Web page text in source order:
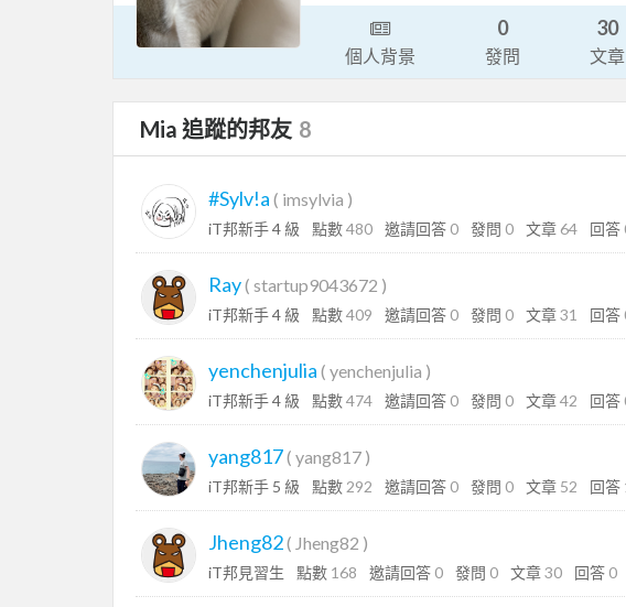
個人背景
0
發問
30
文章
Mia 追蹤的邦友 8
#Sylv!a ( imsylvia )
iT邦新手 4 級 點數480 邀請回答 0 發問 0 文章 64 回答
Ray( startup9043672 )
iT邦新手 4 級 點數409 邀請回答 0 發問 0 文章31 回答
yenchenjulia ( yenchenjulia )
iT邦新手 4 級 點數474 邀請回答 0 發問 0 文章42 回答
yang817( yang817 )
iT邦新手 5 級 點數 292 邀請回答 0 發問 0 文章 52 回答
Jheng82( Jheng82 )
iT邦見習生 點數 168 邀請回答 0 發問 0 文章30 回答 0